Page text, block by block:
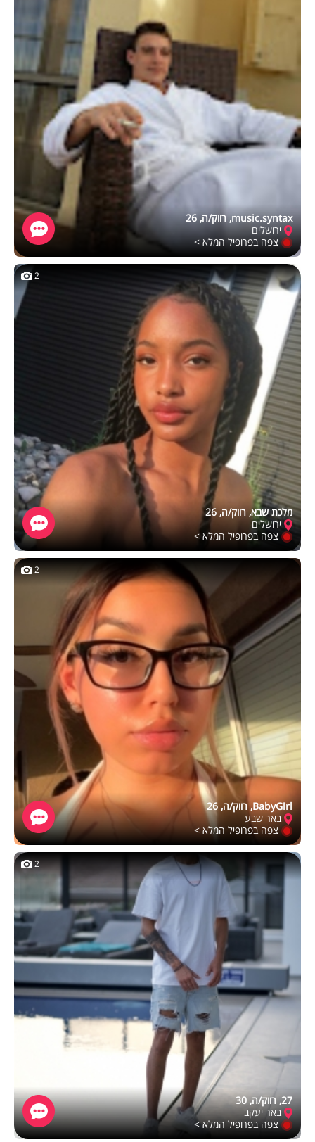
music.syntax, רווק/ה, 26
ירושלים
צפה בפרופיל המלא >
2
מלכת שבא, רווק/ה, 26
ירושלים
צפה בפרופיל המלא >
2
BabyGirl, רווק/ה, 26
באר שבע
צפה בפרופיל המלא >
2
27, רווק/ה, 30
באר יעקב
צפה בפרופיל המלא >